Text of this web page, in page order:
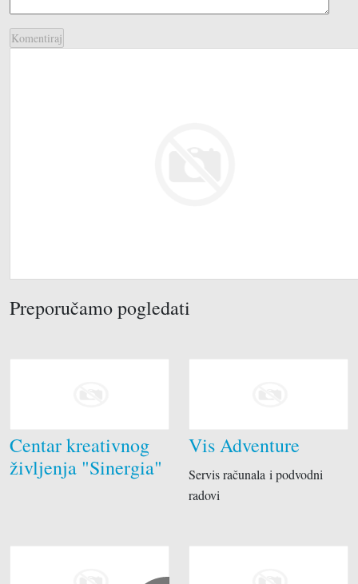
Preporučamo pogledati
Centar kreativnog
življenja "Sinergia"
Vis Adventure
Servis računala i podvodni
radovi